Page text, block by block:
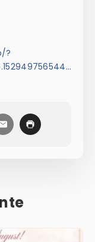
?
fbid=1529472458779863&set=pcb.1529497565444019